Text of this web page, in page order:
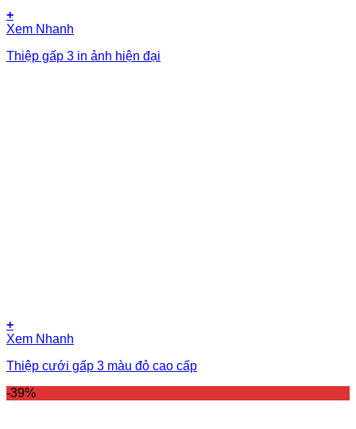
+
Xem Nhanh
Thiệp gấp 3 in ảnh hiện đại
+
Xem Nhanh
Thiệp cưới gấp 3 màu đỏ cao cấp
-39%